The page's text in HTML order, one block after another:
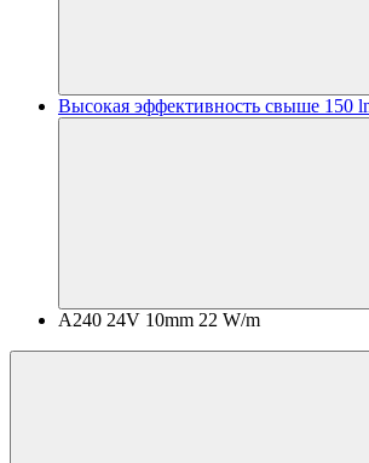
Высокая эффективность свыше 150
A240 24V 10mm 22 W/m